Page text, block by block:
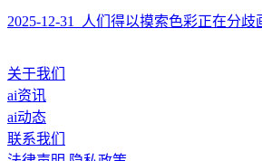
2025-12-31 人们得以摸索色彩正在分歧
关于我们
ai资讯
ai动态
联系我们